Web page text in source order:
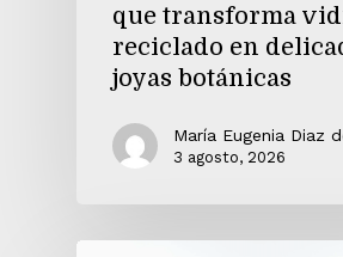
que transforma
reciclado en
joyas botánicas
María Eugenia Diaz
3 agosto, 2026